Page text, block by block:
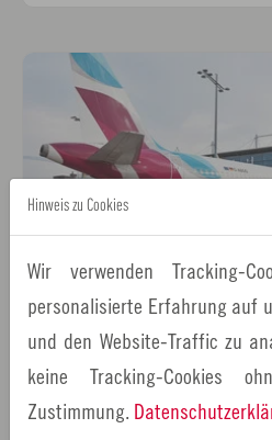
14.08.2023 Tourismus
Starkes Signal für die
Eurowings eröffnet eigene
Nürnberg
Hinweis zu Cookies
Wir verwenden Tracking-
personalisierte Erfahrung auf
und den Website-Traffic zu
keine Tracking-Cookies
Zustimmung.